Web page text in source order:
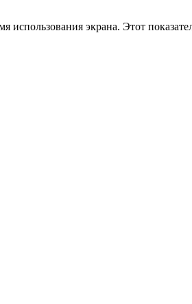
экрана. Этот